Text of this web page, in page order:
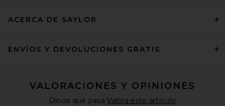
ACERCA DE SAYLOR
ENVÍOS Y DEVOLUCIONES GRATIS
VALORACIONES Y OPINIONES
Dinos qué pasaValora este artículo